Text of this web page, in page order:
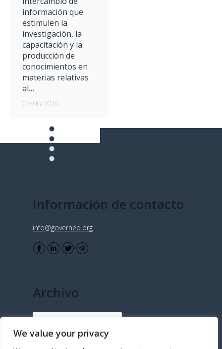
We value your privacy
información que
estimulen la
investigación, la
capacitación y la
producción de
conocimientos en
materias relativas
al…
07/06/2016
Información de contacto
info@governeo.org
Archivo
Archivo